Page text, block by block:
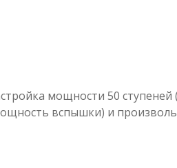
мощности 50
вспышки) и